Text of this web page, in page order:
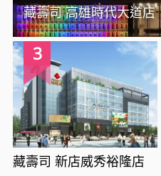
藏壽司 高雄時代大道店
3
藏壽司 新店威秀裕隆店